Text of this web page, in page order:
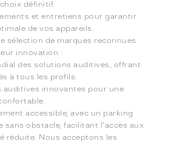
définitif.
et entretiens pour garantir
de vos appareils.
sélection de marques reconnues
innovation :
des solutions auditives, offrant
à tous les profils.
auditives innovantes pour une
accessible, avec un parking
sans obstacle, facilitant l'accès aux
réduite. Nous acceptons les